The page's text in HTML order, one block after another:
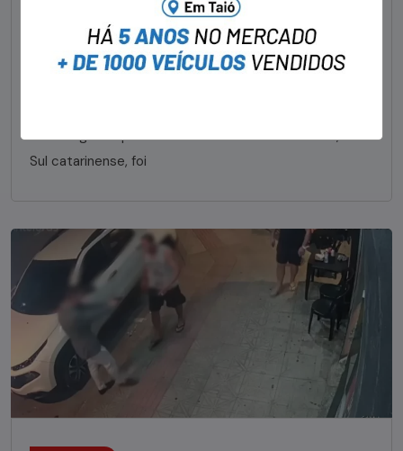
Foragido pela morte de delegado aposentado
em bar morre em confronto com a polícia em SC
STAFF - OBV 29/01/2023
um delegado aposentado em um bar de Criciúma, no
Sul catarinense, foi